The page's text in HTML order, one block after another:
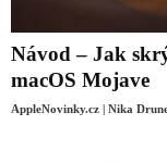
Návod – Jak
macOS Mojave
AppleNovinky.cz | Nika